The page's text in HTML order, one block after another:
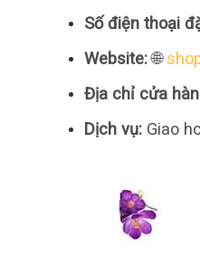
Số điện thoại
Website:🌐
Địa chỉ cửa
Dịch vụ:Giao